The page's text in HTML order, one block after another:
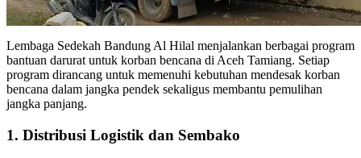
Lembaga Sedekah Bandung Al Hilal menjalankan berbagai program
bantuan darurat untuk korban bencana di Aceh Tamiang. Setiap
program dirancang untuk memenuhi kebutuhan mendesak korban
bencana dalam jangka pendek sekaligus membantu pemulihan
jangka panjang.
1. Distribusi Logistik dan Sembako